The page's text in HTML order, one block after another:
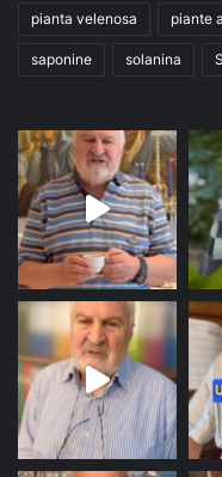
pianta velenosa piante
saponine solanina